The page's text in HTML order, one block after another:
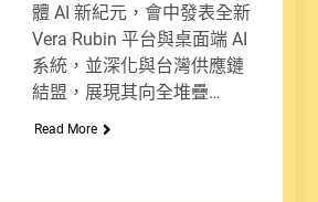
體 AI 新紀元，會中發表全新
Vera Rubin 平台與桌面端 AI
系統，並深化與台灣供應鏈
結盟，展現其向全堆疊…
Read More